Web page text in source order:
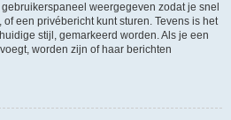
weergegeven zodat je snel
een privébericht kunt sturen. Tevens is het
stijl, gemarkeerd worden. Als je een
worden zijn of haar berichten